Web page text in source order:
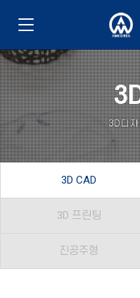
3D디
3D CAD
3D 프린팅
진공주형